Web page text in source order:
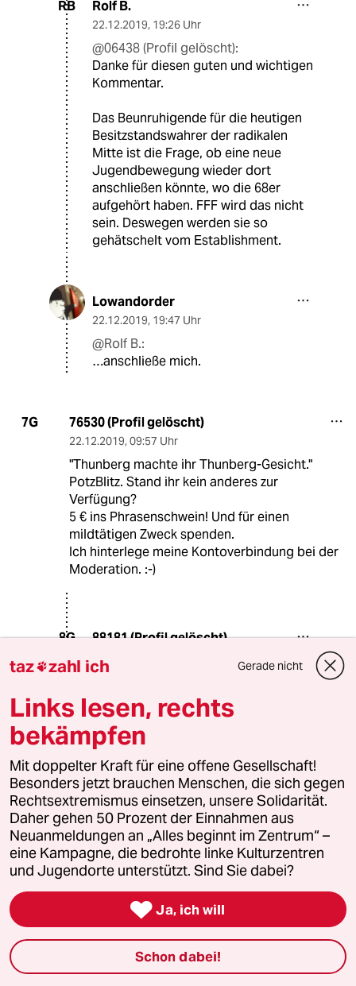
RB Rolf B.
22.12.2019, 19:26 Uhr
@06438 (Profil gelöscht):
Danke für diesen guten und wichtigen
Kommentar.
Das Beunruhigende für die heutigen
Besitzstandswahrer der radikalen
Mitte ist die Frage, ob eine neue
Jugendbewegung wieder dort
anschließen könnte, wo die 68er
aufgehört haben. FFF wird das nicht
sein. Deswegen werden sie so
gehätschelt vom Establishment.
Lowandorder
22.12.2019, 19:47 Uhr
@Rolf B.:
…anschließe mich.
7G 76530 (Profil gelöscht)
22.12.2019, 09:57 Uhr
"Thunberg machte ihr Thunberg-Gesicht."
PotzBlitz. Stand ihr kein anderes zur
Verfügung?
5 € ins Phrasenschwein! Und für einen
mildtätigen Zweck spenden.
Ich hinterlege meine Kontoverbindung bei der
Moderation. :-)
8G 88181 (Profil gelöscht)
Dann sage ich mal Unfried macht sein
Unfried-Gesicht.
Was kostet ditte?
7G 76530 (Profil gelöscht)
22.12.2019 , 19:21 Uhr
@88181 (Profil gelöscht):
3 €. Freundschaftspreis.
Lowandorder
@76530 (Profil gelöscht):
Na Na! Ja - LÜGT ich denn - 5 € ???
taz zahl ich Gerade nicht
Links lesen, rechts
bekämpfen
Mit doppelter Kraft für eine offene Gesellschaft!
Besonders jetzt brauchen Menschen, die sich gegen
Rechtsextremismus einsetzen, unsere Solidarität.
Daher gehen 50 Prozent der Einnahmen aus
Neuanmeldungen an „Alles beginnt im Zentrum“ –
eine Kampagne, die bedrohte linke Kulturzentren
und Jugendorte unterstützt. Sind Sie dabei?
 Ja, ich will
Schon dabei!